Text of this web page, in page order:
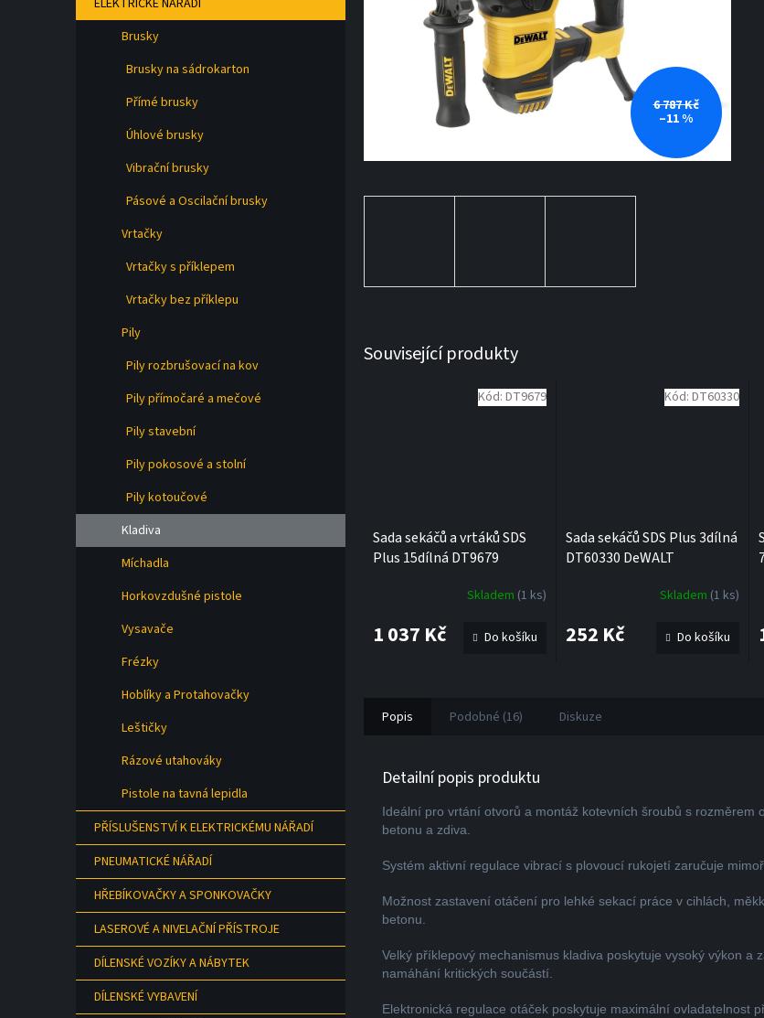
ELEKTRICKÉ NÁŘADÍ
Brusky
Brusky na sádrokarton
Přímé brusky
Úhlové brusky
Vibrační brusky
Pásové a Oscilační brusky
Vrtačky
Vrtačky s příklepem
Vrtačky bez příklepu
Pily
Pily rozbrušovací na kov
Pily přímočaré a mečové
Pily stavební
Pily pokosové a stolní
Pily kotoučové
Kladiva
Míchadla
Horkovzdušné pistole
Vysavače
Frézky
Hoblíky a Protahovačky
Leštičky
Rázové utahováky
Pistole na tavná lepidla
PŘÍSLUŠENSTVÍ K ELEKTRICKÉMU NÁŘADÍ
PNEUMATICKÉ NÁŘADÍ
HŘEBÍKOVAČKY A SPONKOVAČKY
LASEROVÉ A NIVELAČNÍ PŘÍSTROJE
DÍLENSKÉ VOZÍKY A NÁBYTEK
DÍLENSKÉ VYBAVENÍ
6 787 Kč
–11 %
Související produkty
Sada sekáčů a vrtáků SDS
Plus 15dílná DT9679
Skladem (1 ks)
1 037 Kč Do košíku
Kód: DT9679
Sada sekáčů SDS Plus 3dílná
DT60330 DeWALT
Skladem (1 ks)
252 Kč Do košíku
Kód: DT60330
Popis Podobné (16) Diskuze
Detailní popis produktu
Ideální pro vrtání otvorů a montáž kotevních šroubů s rozměrem
betonu a zdiva.
Systém aktivní regulace vibrací s plovoucí rukojetí zaručuje
Možnost zastavení otáčení pro lehké sekací práce v cihlách,
betonu.
Velký příklepový mechanismus kladiva poskytuje vysoký výkon a
namáhání kritických součástí.
Elektronická regulace otáček poskytuje maximální ovladatelnost